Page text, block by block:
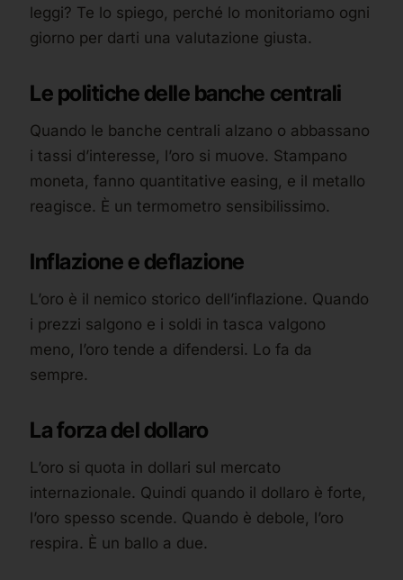
leggi? Te lo spiego, perché lo monitoriamo ogni
giorno per darti una valutazione giusta.
Le politiche delle banche centrali
Quando le banche centrali alzano o abbassano
i tassi d’interesse, l’oro si muove. Stampano
moneta, fanno quantitative easing, e il metallo
reagisce. È un termometro sensibilissimo.
Inflazione e deflazione
L’oro è il nemico storico dell’inflazione. Quando
i prezzi salgono e i soldi in tasca valgono
meno, l’oro tende a difendersi. Lo fa da
sempre.
La forza del dollaro
L’oro si quota in dollari sul mercato
internazionale. Quindi quando il dollaro è forte,
l’oro spesso scende. Quando è debole, l’oro
respira. È un ballo a due.